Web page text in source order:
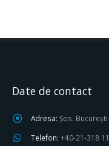
Date de contact
Adresa: Șos.
Telefon: +40-21-318